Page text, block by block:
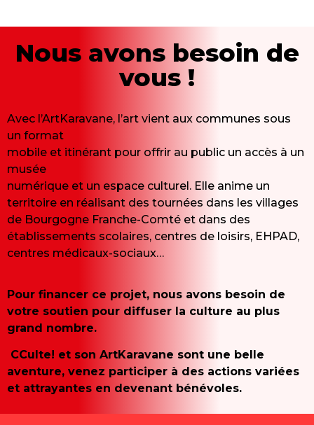
Nous avons besoin de
vous !
Avec l’ArtKaravane, l’art vient aux communes sous
un format
mobile et itinérant pour offrir au public un accès à un
musée
numérique et un espace culturel. Elle anime un
territoire en réalisant des tournées dans les villages
de Bourgogne Franche-Comté et dans des
établissements scolaires, centres de loisirs, EHPAD,
centres médicaux-sociaux…
Pour financer ce projet, nous avons besoin de
votre soutien pour diffuser la culture au plus
grand nombre.
CCulte! et son ArtKaravane sont une belle
aventure, venez participer à des actions variées
et attrayantes en devenant bénévoles.